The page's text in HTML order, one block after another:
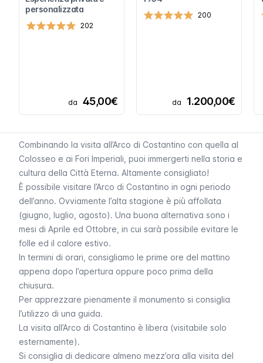
personalizzata
202
da 45,00€
200
da 1.200,00€
Combinando la visita all’Arco di Costantino con quella al
Colosseo e ai Fori Imperiali, puoi immergerti nella storia e
cultura della Città Eterna. Altamente consigliato!
È possibile visitare l’Arco di Costantino in ogni periodo
dell’anno. Ovviamente l’alta stagione è più affollata
(giugno, luglio, agosto). Una buona alternativa sono i
mesi di Aprile ed Ottobre, in cui sarà possibile evitare le
folle ed il calore estivo.
In termini di orari, consigliamo le prime ore del mattino
appena dopo l’apertura oppure poco prima della
chiusura.
Per apprezzare pienamente il monumento si consiglia
l’utilizzo di una guida.
La visita all’Arco di Costantino è libera (visitabile solo
esternamente).
Si consiglia di dedicare almeno mezz’ora alla visita del